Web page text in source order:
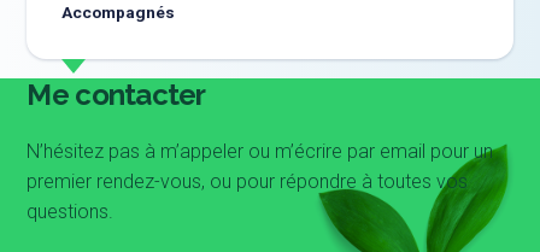
Accompagnés
Me contacter
N’hésitez pas à m’appeler ou m’écrire par email pour un
premier rendez-vous, ou pour répondre à toutes vos
questions.